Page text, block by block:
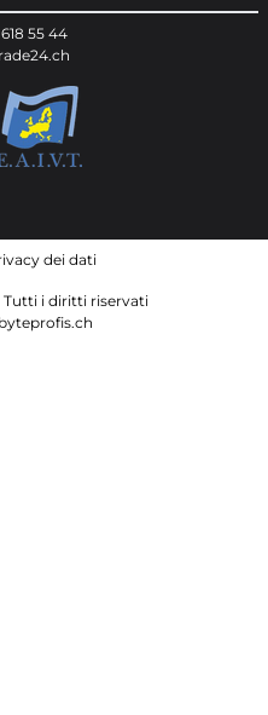
55 44
dei dati
Tutti i diritti riservati
byteprofis.ch